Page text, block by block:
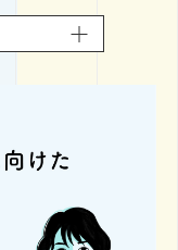
アマナの事例
Webサイト
アイデアのタネ
SDGs